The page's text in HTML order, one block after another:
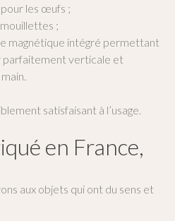
les œufs ;
;
magnétique intégré permettant
parfaitement verticale et
satisfaisant à l’usage.
en France,
aux objets qui ont du sens et